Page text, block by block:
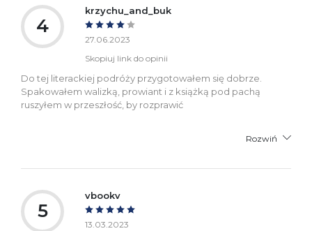
4
krzychu_and_buk
27.06.2023
Skopiuj link do opinii
Do tej literackiej podróży przygotowałem się dobrze.
Spakowałem walizką, prowiant i z książką pod pachą
ruszyłem w przeszłość, by rozprawić
Rozwiń
5
vbookv
13.03.2023